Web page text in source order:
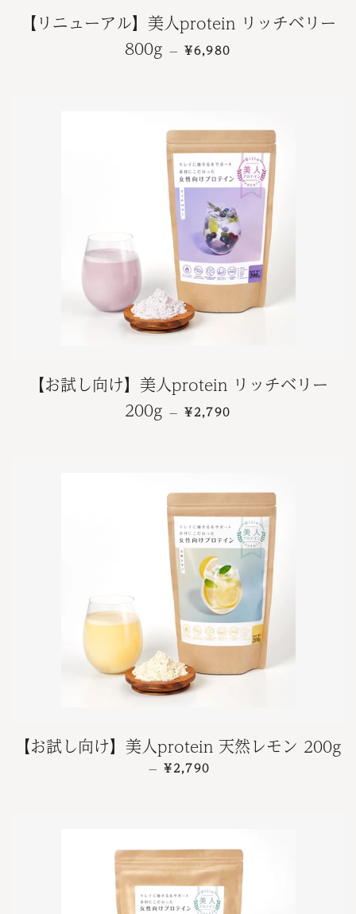
【リニューアル】美人protein リッチベリー
800g — 通常価格
¥6,980
【お試し向け】美人protein リッチベリー
200g — 通常価格
¥2,790
【お試し向け】美人protein 天然レモン 200g
— 通常価格
¥2,790